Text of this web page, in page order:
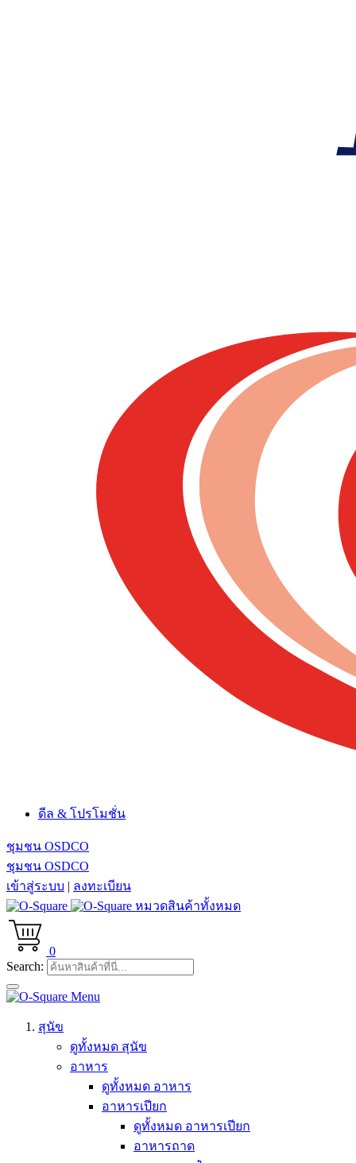
ดีล & โปรโมชั่น
ชุมชน OSDCO
ชุมชน OSDCO
เข้าสู่ระบบ | ลงทะเบียน
หมวดสินค้าทั้งหมด
0
Search:
Menu
สุนัข
ดูทั้งหมด สุนัข
อาหาร
ดูทั้งหมด อาหาร
อาหารเปียก
ดูทั้งหมด อาหารเปียก
อาหารถาด